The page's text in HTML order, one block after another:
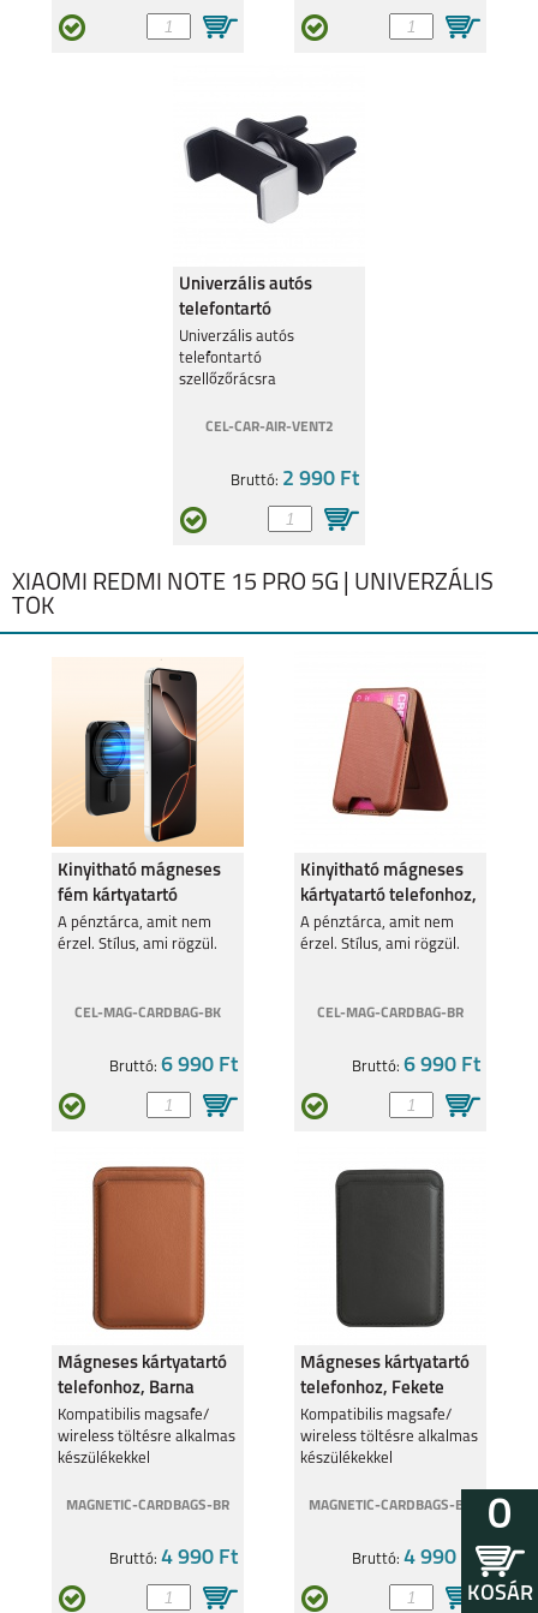
Univerzális autós
telefontartó
szellőzőrácsra
Univerzális autós
telefontartó
szellőzőrácsra
CEL-CAR-AIR-VENT2
Bruttó: 2 990 Ft
XIAOMI REDMI NOTE 15 PRO 5G | UNIVERZÁLIS
TOK
Kinyitható mágneses
fém kártyatartó
telefonhoz,Fekete
A pénztárca, amit nem
érzel. Stílus, ami rögzül.
CEL-MAG-CARDBAG-BK
Bruttó: 6 990 Ft
Kinyitható mágneses
kártyatartó telefonhoz,
Barna
A pénztárca, amit nem
érzel. Stílus, ami rögzül.
CEL-MAG-CARDBAG-BR
Bruttó:6 990 Ft
Mágneses kártyatartó
telefonhoz, Barna
Kompatibilis magsafe/
wireless töltésre alkalmas
készülékekkel
MAGNETIC-CARDBAGS-BR
Bruttó: 4 990 Ft
Mágneses kártyatartó
telefonhoz, Fekete
Kompatibilis magsafe/
wireless töltésre alkalmas
készülékekkel
MAGNETIC-CARDBAGS-BK
Bruttó:4 990 Ft
0
KOSÁR